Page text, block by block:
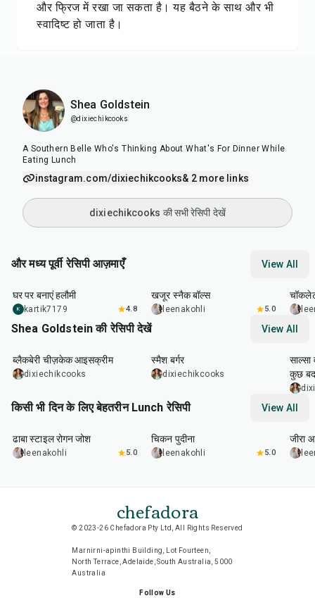
और फ्रिज में रखा जा सकता है। यह बैठने के साथ और भी
स्वादिष्ट हो जाता है।
Shea Goldstein
@dixiechikcooks
A Southern Belle Who's Thinking About What's For Dinner While
Eating Lunch
instagram.com/dixiechikcooks& 2 more links
dixiechikcooks की सभी रेसिपी देखें
और मध्य पूर्वी रेसिपी आज़माएँ View All
1 min
घर पर बनाएं हलौमी
K kartik7179 4.8
खजूर स्नैक बॉल्स
leenakohli 5.0
Shea Goldstein की रेसिपी देखें View All
ब्लैकबेरी चीज़केक आइसक्रीम
dixiechikcooks
स्मैश बर्गर
dixiechikcooks
साल्सा
कुछ
किसी भी दिन के लिए बेहतरीन Lunch रेसिपी View All
1 min
ढाबा स्टाइल रोगन जोश
leenakohli 5.0
hr 15
चिकन पुदीना
leenakohli 5.0
जीरा
chefadora
© 2023-26 Chefadora Pty Ltd, All Rights Reserved
Marnirni-apinthi Building, Lot Fourteen,
North Terrace, Adelaide, South Australia, 5000
Australia
Follow Us